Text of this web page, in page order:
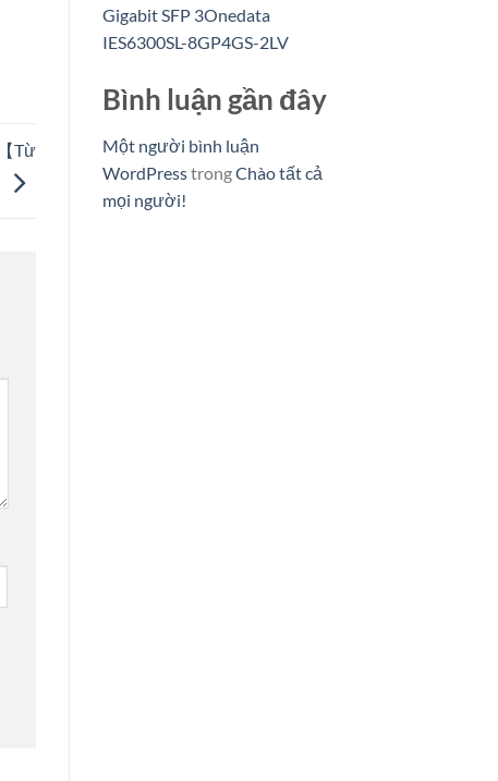
【Từ
Gigabit SFP 3Onedata
IES6300SL-8GP4GS-2LV
Bình luận gần đây
Một người bình luận
WordPresstrongChào tất cả
mọi người!